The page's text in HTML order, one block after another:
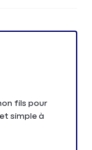
fils pour
simple à